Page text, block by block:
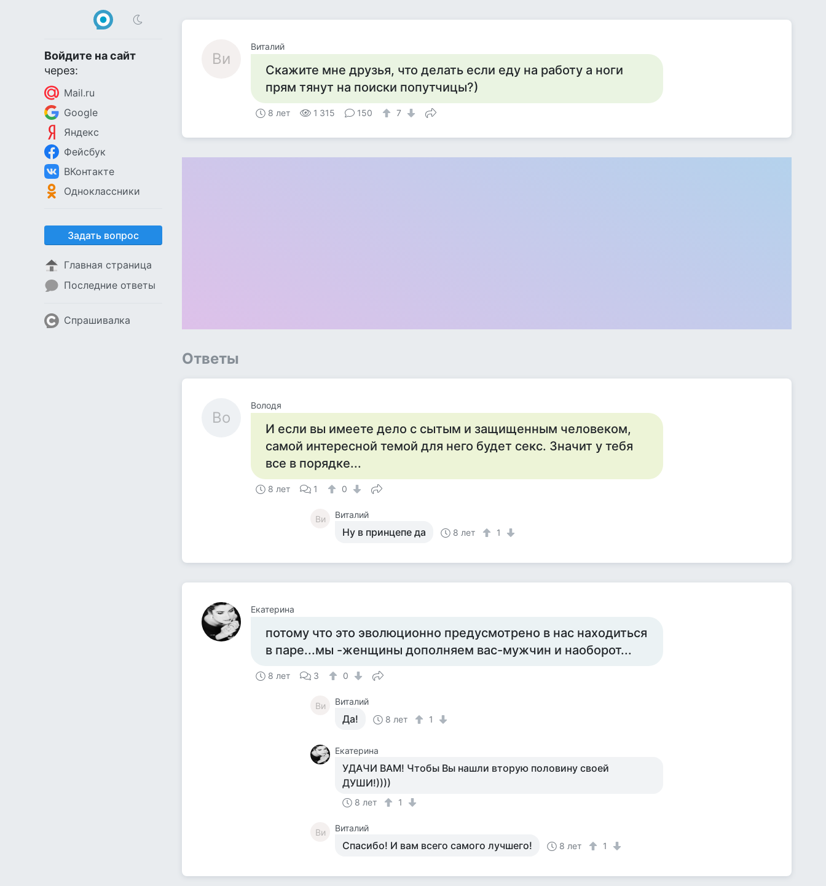
Войдите на сайт
через:
Mail.ru
Google
Яндекс
Фейсбук
ВКонтакте
Одноклассники
Задать вопрос
Главная страница
Последние ответы
Спрашивалка
Ви
Виталий
Скажите мне друзья, что делать если еду на работу а ноги
прям тянут на поиски попутчицы?)
8 лет 1 315 150 7
Ответы
Во
Володя
И если вы имеете дело с сытым и защищенным человеком,
самой интересной темой для него будет секс. Значит у тебя
все в порядке...
8 лет 1 0
Ви Виталий
Ну в принцепе да 8 лет 1
Екатерина
потому что это эволюционно предусмотрено в нас находиться
в паре...мы -женщины дополняем вас-мужчин и наоборот...
8 лет 3 0
Ви Виталий
Да! 8 лет 1
Екатерина
УДАЧИ ВАМ! Чтобы Вы нашли вторую половину своей
ДУШИ!))))
8 лет 1
Ви Виталий
Спасибо! И вам всего самого лучшего! 8 лет 1